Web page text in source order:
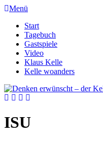
Menü
Start
Tagebuch
Gastspiele
Video
Klaus Kelle
Kelle woanders
ISU